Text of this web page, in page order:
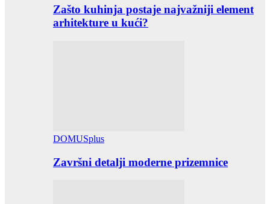
Zašto kuhinja postaje najvažniji element
arhitekture u kući?
DOMUSplus
Završni detalji moderne prizemnice